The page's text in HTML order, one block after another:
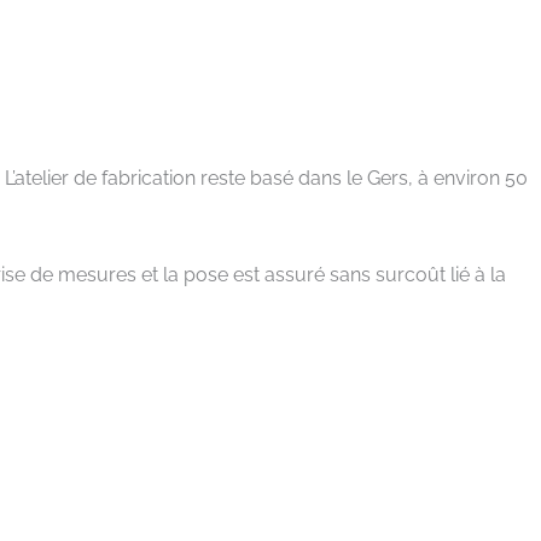
de fabrication reste basé dans le Gers, à environ 50
de mesures et la pose est assuré sans surcoût lié à la